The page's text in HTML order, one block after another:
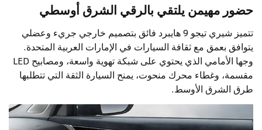
حضور مهيمن يلتقي بالرقي الشرق أوسطي
تتميز شيري تيجو 9 هايبرد فائق بتصميم خارجي جريء وعضلي
يتوافق بعمق مع ثقافة السيارات في الإمارات العربية المتحدة.
وجها الأمامي الذي يحتوي على شبكة تهوية واسعة، ومصابيح LED
مقسمة، وغطاء محرك منحوت، يمنح السيارة الثقة التي تتطلبها
طرق الشرق الأوسط.